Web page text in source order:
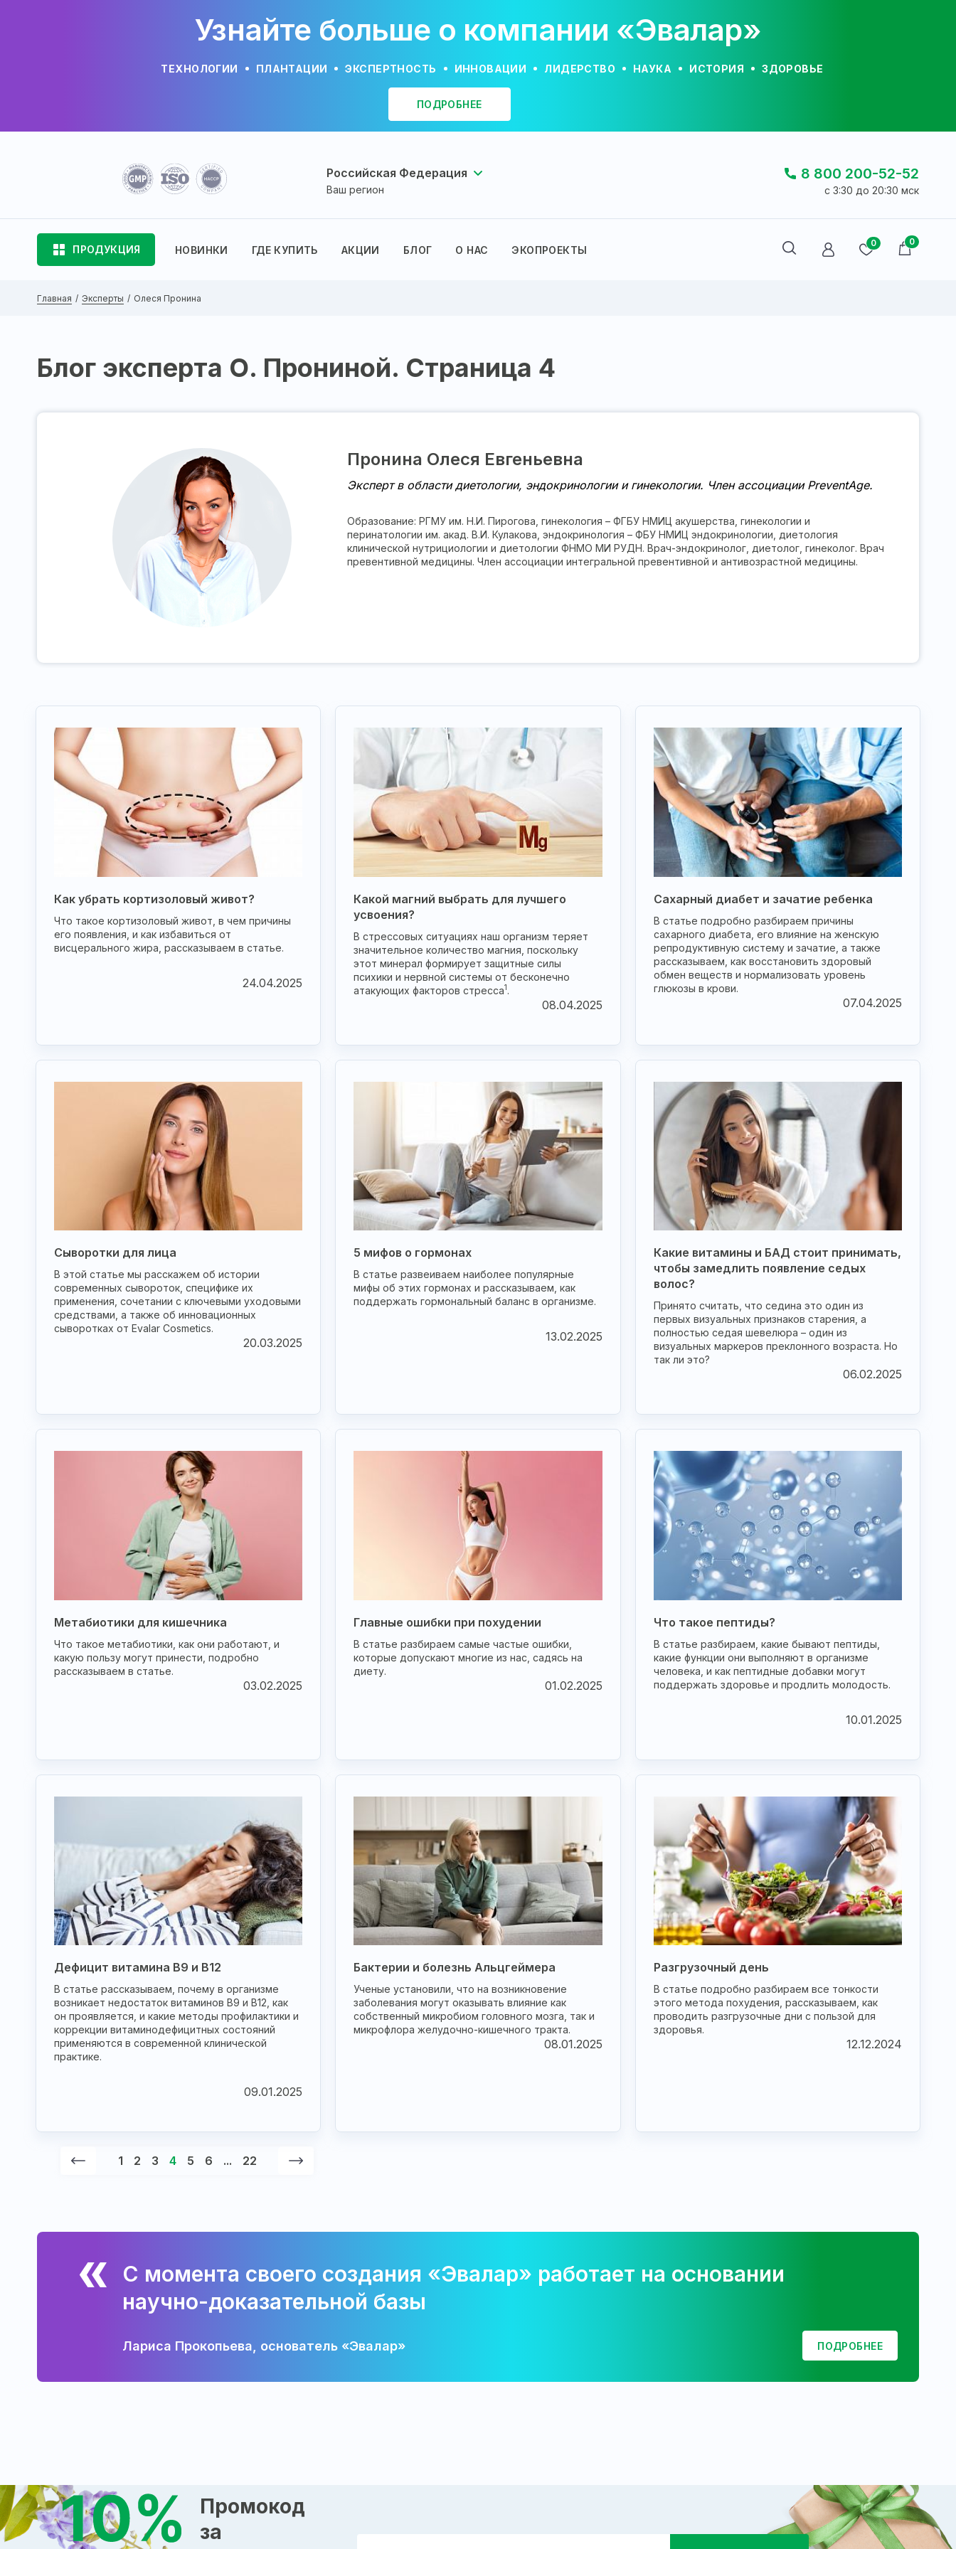
Узнайте больше о компании «Эвалар»
ТЕХНОЛОГИИ ПЛАНТАЦИИ ЭКСПЕРТНОСТЬ ИННОВАЦИИ ЛИДЕРСТВО НАУКА ИСТОРИЯ ЗДОРОВЬЕ
ПОДРОБНЕЕ
Российская Федерация
Ваш регион
8 800 200-52-52
c 3:30 до 20:30 мск
ПРОДУКЦИЯ НОВИНКИ ГДЕ КУПИТЬ АКЦИИ БЛОГ О НАС ЭКОПРОЕКТЫ
0 0
Главная Эксперты Олеся Пронина
Блог эксперта О. Прониной. Страница 4
Пронина Олеся Евгеньевна
Эксперт в области диетологии, эндокринологии и гинекологии. Член ассоциации PreventAge.
Образование: РГМУ им. Н.И. Пирогова, гинекология – ФГБУ НМИЦ акушерства, гинекологии и
перинатологии им. акад. В.И. Кулакова, эндокринология – ФБУ НМИЦ эндокринологии, диетология
клинической нутрициологии и диетологии ФНМО МИ РУДН. Врач-эндокринолог, диетолог, гинеколог. Врач
превентивной медицины. Член ассоциации интегральной превентивной и антивозрастной медицины.
Как убрать кортизоловый живот?
Что такое кортизоловый живот, в чем причины
его появления, и как избавиться от
висцерального жира, рассказываем в статье.
24.04.2025
Какой магний выбрать для лучшего
усвоения?
В стрессовых ситуациях наш организм теряет
значительное количество магния, поскольку
этот минерал формирует защитные силы
психики и нервной системы от бесконечно
атакующих факторов стресса1 .
08.04.2025
Сахарный диабет и зачатие ребенка
В статье подробно разбираем причины
сахарного диабета, его влияние на женскую
репродуктивную систему и зачатие, а также
рассказываем, как восстановить здоровый
обмен веществ и нормализовать уровень
глюкозы в крови.
07.04.2025
Сыворотки для лица
В этой статье мы расскажем об истории
современных сывороток, специфике их
применения, сочетании с ключевыми уходовыми
средствами, а также об инновационных
сыворотках от Evalar Cosmetics.
20.03.2025
5 мифов о гормонах
В статье развеиваем наиболее популярные
мифы об этих гормонах и рассказываем, как
поддержать гормональный баланс в организме.
13.02.2025
Какие витамины и БАД стоит принимать,
чтобы замедлить появление седых
волос?
Принято считать, что седина это один из
первых визуальных признаков старения, а
полностью седая шевелюра – один из
визуальных маркеров преклонного возраста. Но
так ли это?
06.02.2025
Метабиотики для кишечника
Что такое метабиотики, как они работают, и
какую пользу могут принести, подробно
рассказываем в статье.
03.02.2025
Главные ошибки при похудении
В статье разбираем самые частые ошибки,
которые допускают многие из нас, садясь на
диету.
01.02.2025
Что такое пептиды?
В статье разбираем, какие бывают пептиды,
какие функции они выполняют в организме
человека, и как пептидные добавки могут
поддержать здоровье и продлить молодость.
10.01.2025
Дефицит витамина B9 и B12
В статье рассказываем, почему в организме
возникает недостаток витаминов B9 и B12, как
он проявляется, и какие методы профилактики и
коррекции витаминодефицитных состояний
применяются в современной клинической
практике.
09.01.2025
Бактерии и болезнь Альцгеймера
Ученые установили, что на возникновение
заболевания могут оказывать влияние как
собственный микробиом головного мозга, так и
микрофлора желудочно-кишечного тракта.
08.01.2025
Разгрузочный день
В статье подробно разбираем все тонкости
этого метода похудения, рассказываем, как
проводить разгрузочные дни с пользой для
здоровья.
12.12.2024
1 2 3 4 5 6 ... 22
С момента своего создания «Эвалар» работает на основании
научно-доказательной базы
Лариса Прокопьева, основатель «Эвалар» ПОДРОБНЕЕ
Промокод
за